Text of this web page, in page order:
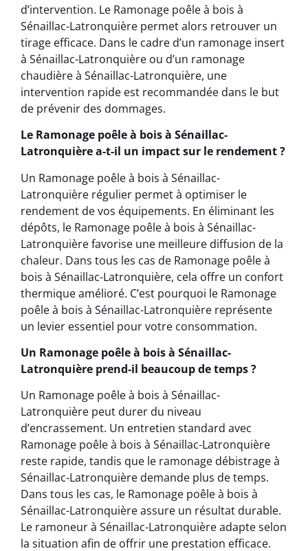
d’intervention. Le Ramonage poêle à bois à
Sénaillac-Latronquière permet alors retrouver un
tirage efficace. Dans le cadre d’un ramonage insert
à Sénaillac-Latronquière ou d’un ramonage
chaudière à Sénaillac-Latronquière, une
intervention rapide est recommandée dans le but
de prévenir des dommages.
Le Ramonage poêle à bois à Sénaillac-
Latronquière a-t-il un impact sur le rendement ?
Un Ramonage poêle à bois à Sénaillac-
Latronquière régulier permet à optimiser le
rendement de vos équipements. En éliminant les
dépôts, le Ramonage poêle à bois à Sénaillac-
Latronquière favorise une meilleure diffusion de la
chaleur. Dans tous les cas de Ramonage poêle à
bois à Sénaillac-Latronquière, cela offre un confort
thermique amélioré. C’est pourquoi le Ramonage
poêle à bois à Sénaillac-Latronquière représente
un levier essentiel pour votre consommation.
Un Ramonage poêle à bois à Sénaillac-
Latronquière prend-il beaucoup de temps ?
Un Ramonage poêle à bois à Sénaillac-
Latronquière peut durer du niveau
d’encrassement. Un entretien standard avec
Ramonage poêle à bois à Sénaillac-Latronquière
reste rapide, tandis que le ramonage débistrage à
Sénaillac-Latronquière demande plus de temps.
Dans tous les cas, le Ramonage poêle à bois à
Sénaillac-Latronquière assure un résultat durable.
Le ramoneur à Sénaillac-Latronquière adapte selon
la situation afin de offrir une prestation efficace.